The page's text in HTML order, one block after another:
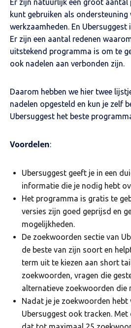
Er zijn natuurlijk een groot aantal
kunt gebruiken als ondersteuning
werkzaamheden. En Ubersuggest
Er zijn een aantal redenen
uitstekend programma is om te
ook nadelen aan verbonden zijn.
Daarom hebben we hier twee
nadelen opgesteld en kun je zelf
Ubersuggest het beste
Voordelen:
Ubersuggest geeft je in een
informatie die je nodig hebt
Het programma is gratis te
versies zijn goed geprijsd en
mogelijkheden.
De zoekwoorden sectie van
de beste van zijn soort en
term uit te kiezen aan short
zoekwoorden, vragen die
alternatieve zoekwoorden die
Nadat je je zoekwoorden hebt
Ubersuggest ook tracken.